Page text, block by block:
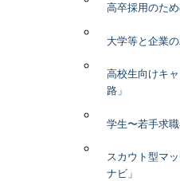
高卒採用のた
大学等と企業
高校生向けキ
路」
学生〜若手求
スカウト型マ
ナビ」